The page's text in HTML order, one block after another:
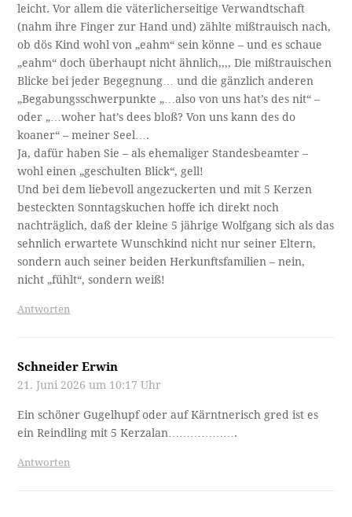
leicht. Vor allem die väterlicherseitige Verwandtschaft
(nahm ihre Finger zur Hand und) zählte mißtrauisch nach,
ob dös Kind wohl von „eahm“ sein könne – und es schaue
„eahm“ doch überhaupt nicht ähnlich,,,, Die mißtrauischen
Blicke bei jeder Begegnung… und die gänzlich anderen
„Begabungsschwerpunkte „…also von uns hat’s des nit“ –
oder „…woher hat’s dees bloß? Von uns kann des do
koaner“ – meiner Seel….
Ja, dafür haben Sie – als ehemaliger Standesbeamter –
wohl einen „geschulten Blick“, gell!
Und bei dem liebevoll angezuckerten und mit 5 Kerzen
besteckten Sonntagskuchen hoffe ich direkt noch
nachträglich, daß der kleine 5 jährige Wolfgang sich als das
sehnlich erwartete Wunschkind nicht nur seiner Eltern,
sondern auch seiner beiden Herkunftsfamilien – nein,
nicht „fühlt“, sondern weiß!
Antworten
Schneider Erwin
21. Juni 2026 um 10:17 Uhr
Ein schöner Gugelhupf oder auf Kärntnerisch gred ist es
ein Reindling mit 5 Kerzalan……………….
Antworten